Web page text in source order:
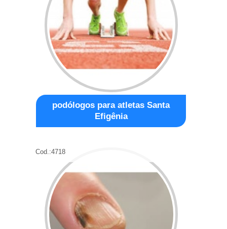
podólogos para atletas Santa
Efigênia
Cod.:4718